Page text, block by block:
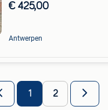
€ 425,00
Antwerpen
1 2